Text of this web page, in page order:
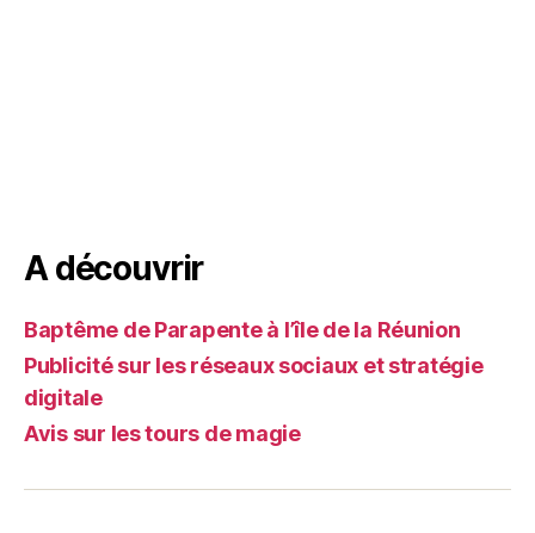
A découvrir
Baptême de Parapente à l’île de la Réunion
Publicité sur les réseaux sociaux et stratégie
digitale
Avis sur les tours de magie